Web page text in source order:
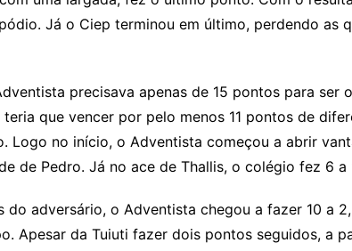
Já o Ciep terminou em último, perdendo as
precisava apenas de 15 pontos para ser
teria que vencer por pelo menos 11 pontos de
Logo no início, o Adventista começou a abrir
de Pedro. Já no ace de Thallis, o colégio fez 6 a
do adversário, o Adventista chegou a fazer 10 a
Apesar da Tuiuti fazer dois pontos seguidos, a